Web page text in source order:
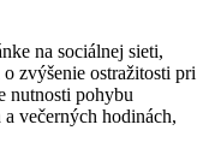
na sociálnej sieti,
zvýšenie ostražitosti pri
nutnosti pohybu
večerných hodinách,